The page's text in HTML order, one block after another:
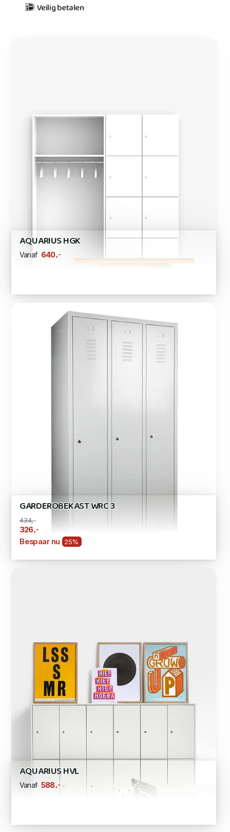
Veilig betalen
AQUARIUS HGK
Vanaf 640 ,-
GARDEROBEKAST WRC 3
434,-
326 ,-
Bespaar nu 25%
AQUARIUS HVL
Vanaf 588 ,-